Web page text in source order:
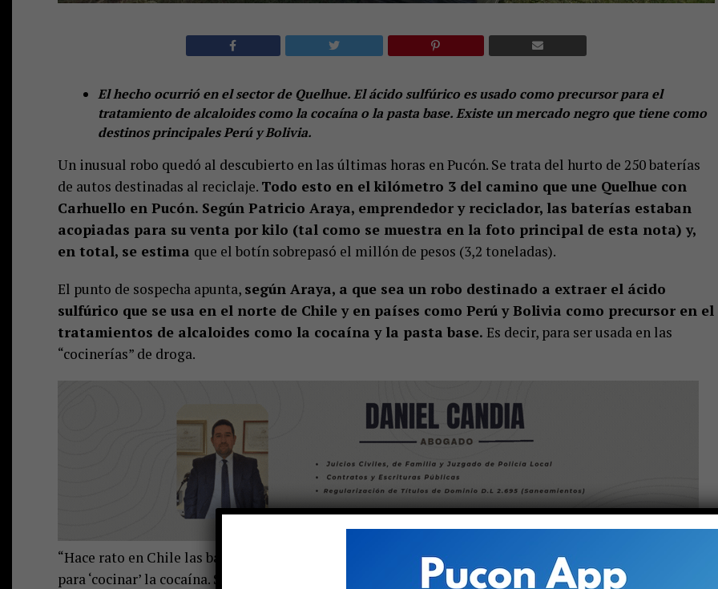
El hecho ocurrió en el sector de Quelhue. El ácido sulfúrico es usado como precursor para el
tratamiento de alcaloides como la cocaína o la pasta base. Existe un mercado negro que tiene como
destinos principales Perú y Bolivia.
Un inusual robo quedó al descubierto en las últimas horas en Pucón. Se trata del hurto de 250 baterías
de autos destinadas al reciclaje. Todo esto en el kilómetro 3 del camino que une Quelhue con
Carhuello en Pucón. Según Patricio Araya, emprendedor y reciclador, las baterías estaban
acopiadas para su venta por kilo (tal como se muestra en la foto principal de esta nota) y,
en total, se estima que el botín sobrepasó el millón de pesos (3,2 toneladas).
El punto de sospecha apunta, según Araya, a que sea un robo destinado a extraer el ácido
sulfúrico que se usa en el norte de Chile y en países como Perú y Bolivia como precursor en el
tratamientos de alcaloides como la cocaína y la pasta base. Es decir, para ser usada en las
“cocinerías” de droga.
“Hace rato en Chile las baterías son ocupadas en un mercado negro y son traficadas a Perú y Bolivia
para ‘cocinar’ la cocaína. Se usa el ácido sulfúrico.
En este contexto se expandió un negocio en el